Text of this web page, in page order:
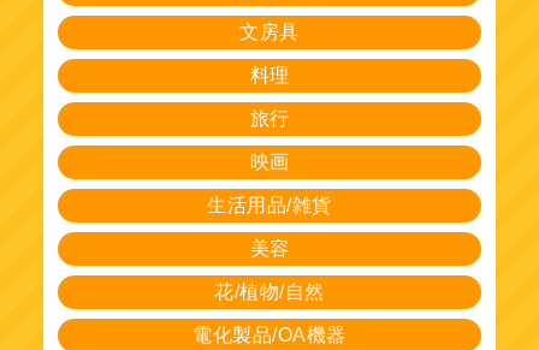
文房具
料理
旅行
映画
生活用品/雑貨
美容
花/植物/自然
電化製品/OA機器